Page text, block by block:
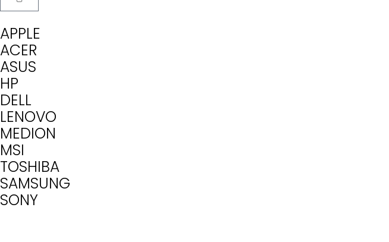
APPLE
ACER
ASUS
HP
DELL
LENOVO
MEDION
MSI
TOSHIBA
SAMSUNG
SONY